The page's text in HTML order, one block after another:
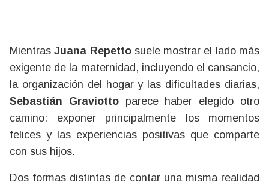
MientrasJuana Repettosuele mostrar el lado más
exigente de la maternidad, incluyendo el cansancio,
la organización del hogar y las dificultades diarias,
Sebastián Graviottoparece haber elegido otro
camino: exponer principalmente los momentos
felices y las experiencias positivas que comparte
con sus hijos.
Dos formas distintas de contar una misma realidad